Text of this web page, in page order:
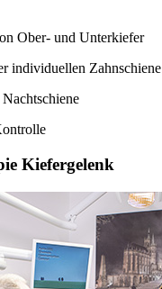
Ober- und Unterkiefer
individuellen Zahnschiene
Kiefergelenk